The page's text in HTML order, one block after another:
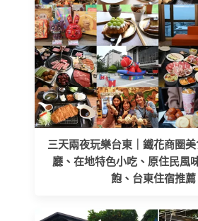
三天兩夜玩樂台東｜鐵花商圈
廳、在地特色小吃、原住民風
飽、台東住宿推薦